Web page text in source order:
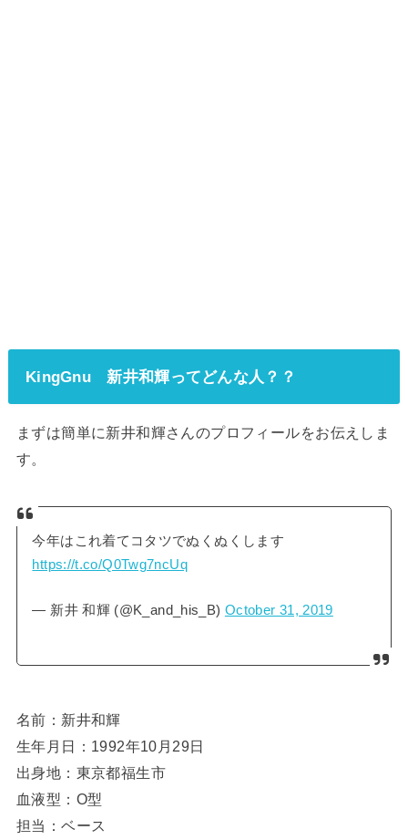
KingGnu 新井和輝ってどんな人？？
まずは簡単に新井和輝さんのプロフィールをお伝えしま
す。
今年はこれ着てコタツでぬくぬくします
https://t.co/Q0Twg7ncUq
— 新井 和輝 (@K_and_his_B) October 31, 2019
名前：新井和輝
生年月日：1992年10月29日
出身地： 東京都福生市
血液型：O型
担当：ベース